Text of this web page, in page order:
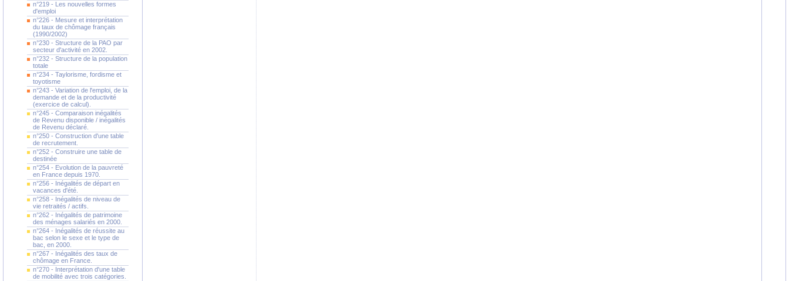
n°219 - Les nouvelles formes
d'emploi
n°226 - Mesure et interprétation
du taux de chômage français
(1990/2002)
n°230 - Structure de la PAO par
secteur d'activité en 2002.
n°232 - Structure de la population
totale
n°234 - Taylorisme, fordisme et
toyotisme
n°243 - Variation de l'emploi, de la
demande et de la productivité
(exercice de calcul).
n°245 - Comparaison inégalités
de Revenu disponible / inégalités
de Revenu déclaré.
n°250 - Construction d'une table
de recrutement.
n°252 - Construire une table de
destinée
n°254 - Evolution de la pauvreté
en France depuis 1970.
n°256 - Inégalités de départ en
vacances d'été.
n°258 - Inégalités de niveau de
vie retraités / actifs.
n°262 - Inégalités de patrimoine
des ménages salariés en 2000.
n°264 - Inégalités de réussite au
bac selon le sexe et le type de
bac, en 2000.
n°267 - Inégalités des taux de
chômage en France.
n°270 - Interprétation d'une table
de mobilité avec trois catégories.